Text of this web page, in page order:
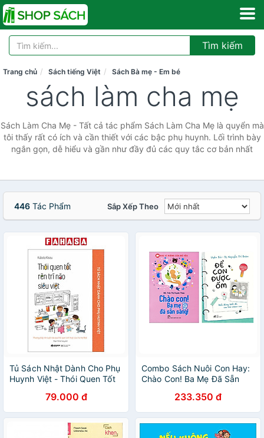
Tìm kiếm
Trang chủ Sách tiếng Việt Sách Bà mẹ - Em bé
sách làm cha mẹ
Sách Làm Cha Mẹ - Tất cả tác phẩm Sách Làm Cha Mẹ là quyển mà
tôi thấy rất có ích và cần thiết với các bậc phụ huynh. Lối trình bày
ngắn gọn, dễ hiểu và gần như đầy đủ các quy tắc cơ bản nhất
446 Tác Phẩm Sắp Xếp Theo
Tủ Sách Nhật Dành Cho Phụ
Huynh Việt - Thói Quen Tốt
79.000 đ
Combo Sách Nuôi Con Hay:
Chào Con! Ba Mẹ Đã Sẵn
(Bộ 2 Cuốn Cẩm Nang Chăm
Con Tinh Tế Dành Cho Bậc
Cha Mẹ / Tặng Kèm
Bookmark Green Life)
233.350 đ